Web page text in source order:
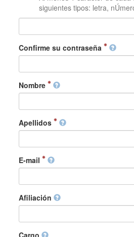
siguientes tipos: letra,
Confirme su contraseña
Nombre
Apellidos
E-mail
Afiliación
Cargo